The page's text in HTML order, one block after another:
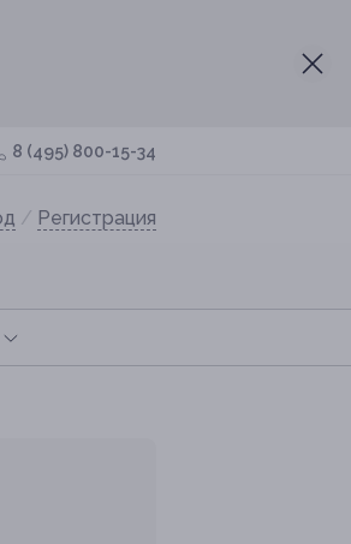
8 (495) 800-15-34
/ Регистрация